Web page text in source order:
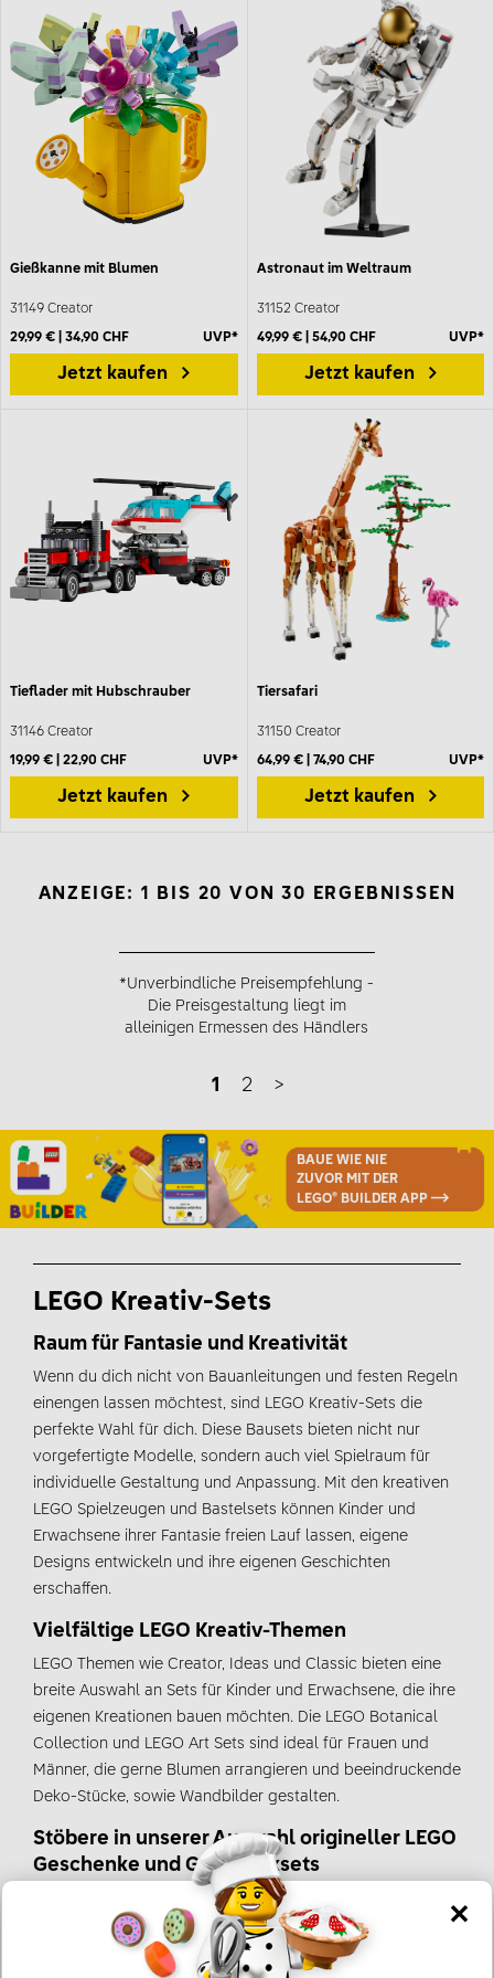
Gießkanne mit Blumen
31149 Creator
29,99 € | 34,90 CHF UVP*
Jetzt kaufen
Astronaut im Weltraum
31152 Creator
49,99 € | 54,90 CHF UVP*
Jetzt kaufen
Tieflader mit Hubschrauber
31146 Creator
19,99 € | 22,90 CHF UVP*
Jetzt kaufen
Tiersafari
31150 Creator
64,99 € | 74,90 CHF UVP*
Jetzt kaufen
ANZEIGE: 1 BIS 20 VON 30 ERGEBNISSEN
*Unverbindliche Preisempfehlung -
Die Preisgestaltung liegt im
alleinigen Ermessen des Händlers
1 2 >
BAUE WIE NIE
ZUVOR MIT DER
LEGO® BUILDER APP
LEGO Kreativ-Sets
Raum für Fantasie und Kreativität
Wenn du dich nicht von Bauanleitungen und festen Regeln
einengen lassen möchtest, sind LEGO Kreativ-Sets die
perfekte Wahl für dich. Diese Bausets bieten nicht nur
vorgefertigte Modelle, sondern auch viel Spielraum für
individuelle Gestaltung und Anpassung. Mit den kreativen
LEGO Spielzeugen und Bastelsets können Kinder und
Erwachsene ihrer Fantasie freien Lauf lassen, eigene
Designs entwickeln und ihre eigenen Geschichten
erschaffen.
Vielfältige LEGO Kreativ-Themen
LEGO Themen wie Creator, Ideas und Classic bieten eine
breite Auswahl an Sets für Kinder und Erwachsene, die ihre
eigenen Kreationen bauen möchten. Die LEGO Botanical
Collection und LEGO Art Sets sind ideal für Frauen und
Männer, die gerne Blumen arrangieren und beeindruckende
Deko-Stücke, sowie Wandbilder gestalten.
Stöbere in unserer Auswahl origineller LEGO
Geschenke und Geschenksets
Diese kreativen Spielzeuge sind ideale Geschenke zum
Geburtstag, zu Weihnachten oder Ostern für Kinder,
Mädchen und Jungen. Sie sind auch hervorragende